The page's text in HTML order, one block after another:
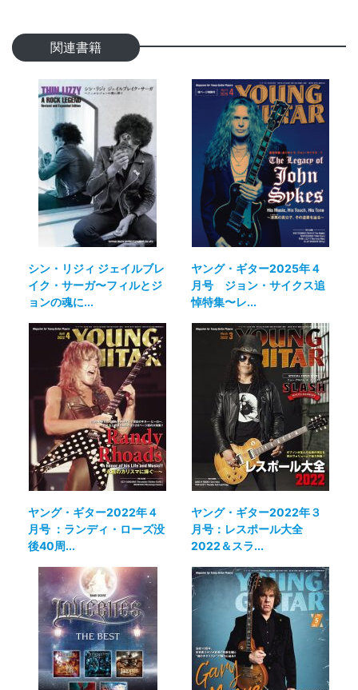
関連書籍
シン・リジィ ジェイルブレ
イク・サーガ〜フィルとジ
ョンの魂に...
ヤング・ギター2025年４
月号 ジョン・サイクス追
悼特集〜レ...
ヤング・ギター2022年４
月号 ：ランディ・ローズ没
後40周...
ヤング・ギター2022年３
月号：レスポール大全
2022＆スラ...